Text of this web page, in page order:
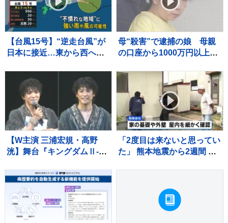
【台風15号】“逆走台風”が
日本に接近…東から西へ異
おそれ 夏フェスも中止
に…お盆休み直撃で帰省や
旅行に影響も【news23】
母“殺害”で逮捕の娘 母親
の口座から1000万円以上の
千葉・いすみ市の高齢女性
殺人事件 千葉県警
【W主演 三浦宏規・高野
洸】舞台『キングダムⅡ-継
の手紙に感激 王騎将軍の
セリフ通り「とても貴重な
機会」
「2度目は来ないと思ってい
た」 熊本地震から2週間 被